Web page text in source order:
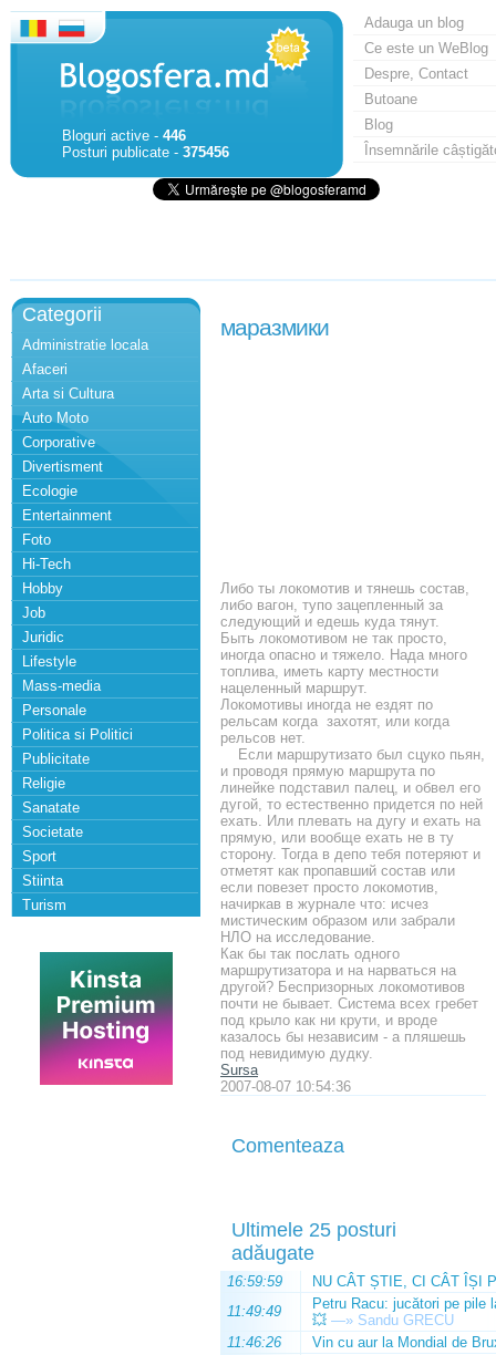
Bloguri active - 446
Posturi publicate - 375456
Adauga un blog
Ce este un WeBlog
Despre, Contact
Butoane
Blog
Însemnările
Categorii
Administratie locala
Afaceri
Arta si Cultura
Auto Moto
Corporative
Divertisment
Ecologie
Entertainment
Foto
Hi-Tech
Hobby
Job
Juridic
Lifestyle
Mass-media
Personale
Politica si Politici
Publicitate
Religie
Sanatate
Societate
Sport
Stiinta
Turism
маразмики
Либо ты локомотив и тянешь состав,
либо вагон, тупо зацепленный за
следующий и едешь куда тянут.
Быть локомотивом не так просто,
иногда опасно и тяжело. Нада много
топлива, иметь карту местности
нацеленный маршрут.
Локомотивы иногда не ездят по
рельсам когда захотят, или когда
рельсов нет.
Если маршрутизато был сцуко пьян,
и проводя прямую маршрута по
линейке подставил палец, и обвел его
дугой, то естественно придется по ней
ехать. Или плевать на дугу и ехать на
прямую, или вообще ехать не в ту
сторону. Тогда в депо тебя потеряют и
отметят как пропавший состав или
если повезет просто локомотив,
начиркав в журнале что: исчез
мистическим образом или забрали
НЛО на исследование.
Как бы так послать одного
маршрутизатора и на нарваться на
другой? Беспризорных локомотивов
почти не бывает. Система всех гребет
под крыло как ни крути, и вроде
казалось бы независим - а пляшешь
под невидимую дудку.
Sursa
2007-08-07 10:54:36
Comenteaza
Ultimele 25 posturi
adăugate
16:59:59
NU CÂT ȘTIE, CI CÂT ÎȘI
11:49:49
Petru Racu: jucători pe pile
💥 —» Sandu GRECU
11:46:26
Vin cu aur la Mondial de